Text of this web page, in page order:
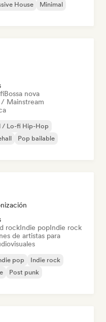
House
Minimal
Bossa nova
Mainstream
/ Lo-fi Hip-Hop
Pop bailable
rockIndie popIndie rock
de artistas para
pop
Indie rock
Post punk